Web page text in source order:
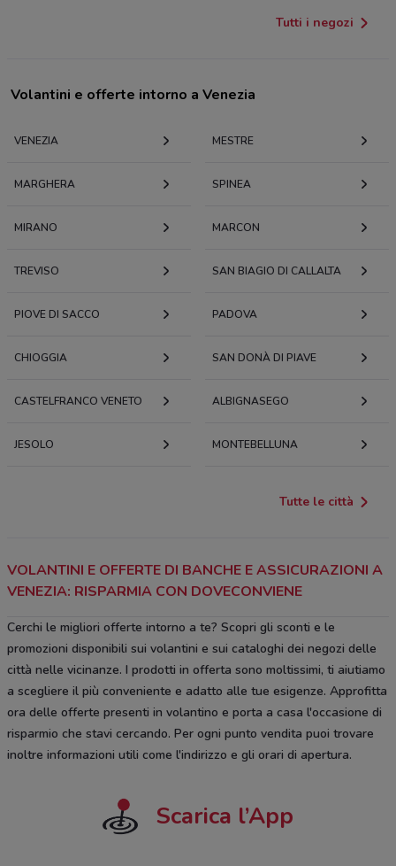
Tutti i negozi
Volantini e offerte intorno a Venezia
VENEZIA MESTRE
MARGHERA SPINEA
MIRANO MARCON
TREVISO SAN BIAGIO DI CALLALTA
PIOVE DI SACCO PADOVA
CHIOGGIA SAN DONÀ DI PIAVE
CASTELFRANCO VENETO ALBIGNASEGO
JESOLO MONTEBELLUNA
Tutte le città
VOLANTINI E OFFERTE DI BANCHE E ASSICURAZIONI A
VENEZIA: RISPARMIA CON DOVECONVIENE
Cerchi le migliori offerte intorno a te? Scopri gli sconti e le
promozioni disponibili sui volantini e sui cataloghi dei negozi delle
città nelle vicinanze. I prodotti in offerta sono moltissimi, ti aiutiamo
a scegliere il più conveniente e adatto alle tue esigenze. Approfitta
ora delle offerte presenti in volantino e porta a casa l'occasione di
risparmio che stavi cercando. Per ogni punto vendita puoi trovare
inoltre informazioni utili come l'indirizzo e gli orari di apertura.
Scarica l’App